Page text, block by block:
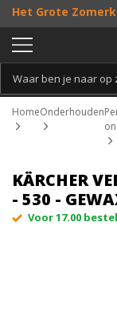
Het Grote
bestelling vanaf
Persoonlijk & gratis
HomeOnderhouden
KÄRCHER
- 530 -
Voor 17.00